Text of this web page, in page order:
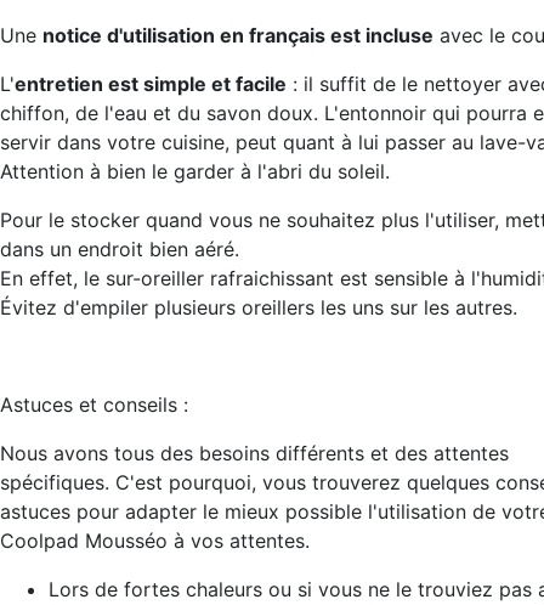
Une notice d'utilisation en français est incluse avec le
L'entretien est simple et facile : il suffit de le nettoyer
chiffon, de l'eau et du savon doux. L'entonnoir qui pourra
servir dans votre cuisine, peut quant à lui passer au lave-
Attention à bien le garder à l'abri du soleil.
Pour le stocker quand vous ne souhaitez plus l'utiliser,
dans un endroit bien aéré.
En effet, le sur-oreiller rafraichissant est sensible à
Évitez d'empiler plusieurs oreillers les uns sur les autres.
Astuces et conseils :
Nous avons tous des besoins différents et des attentes
spécifiques. C'est pourquoi, vous trouverez quelques
astuces pour adapter le mieux possible l'utilisation de
Coolpad Mousséo à vos attentes.
Lors de fortes chaleurs ou si vous ne le trouviez pas